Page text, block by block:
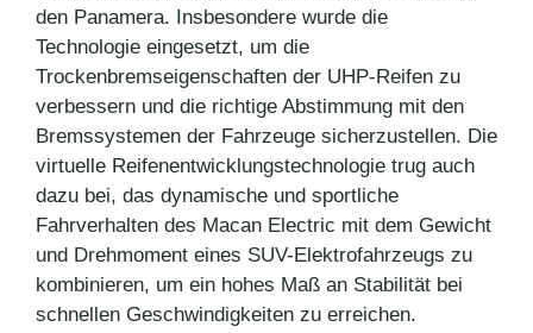
den Panamera. Insbesondere wurde die
Technologie eingesetzt, um die
Trockenbremseigenschaften der UHP-Reifen zu
verbessern und die richtige Abstimmung mit den
Bremssystemen der Fahrzeuge sicherzustellen. Die
virtuelle Reifenentwicklungstechnologie trug auch
dazu bei, das dynamische und sportliche
Fahrverhalten des Macan Electric mit dem Gewicht
und Drehmoment eines SUV-Elektrofahrzeugs zu
kombinieren, um ein hohes Maß an Stabilität bei
schnellen Geschwindigkeiten zu erreichen.